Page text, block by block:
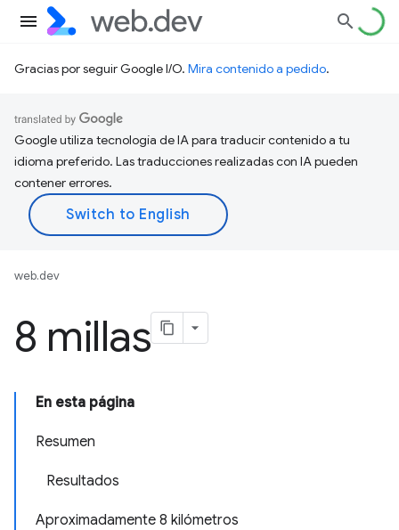
Gracias por seguir Google I/O. Mira contenido a pedido.
Google utiliza tecnología de IA para traducir contenido a tu
idioma preferido. Las traducciones realizadas con IA pueden
contener errores.
web.dev
8 millas
En esta página
Resumen
Resultados
Aproximadamente 8 kilómetros